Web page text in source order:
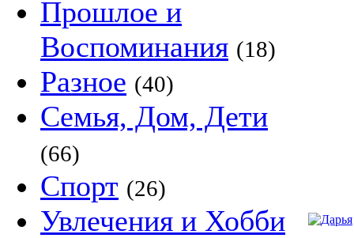
Прошлое и
Воспоминания (18)
Разное (40)
Семья, Дом, Дети
(66)
Спорт (26)
Увлечения и Хобби